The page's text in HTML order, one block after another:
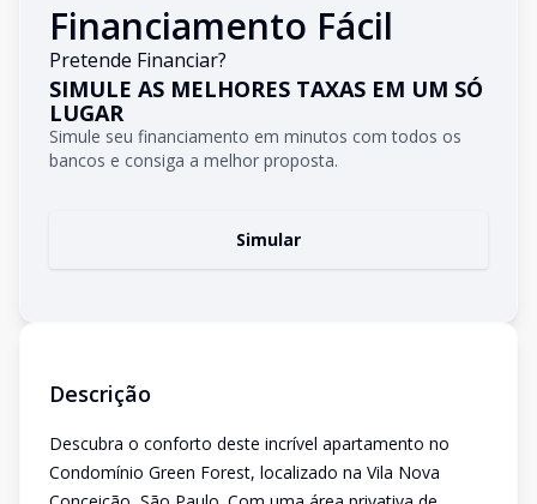
Financiamento Fácil
Pretende Financiar?
SIMULE AS MELHORES TAXAS EM UM SÓ
LUGAR
Simule seu financiamento em minutos com todos os
bancos e consiga a melhor proposta.
Simular
Descrição
Descubra o conforto deste incrível apartamento no
Condomínio Green Forest, localizado na Vila Nova